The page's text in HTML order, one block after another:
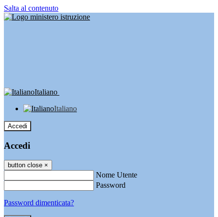
Salta al contenuto
Italiano
Italiano
Accedi
Accedi
button close ×
Nome Utente
Password
Password dimenticata?